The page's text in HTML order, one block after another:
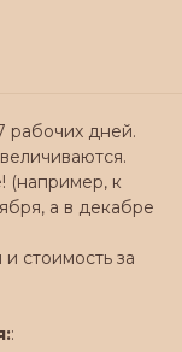
рабочих дней.
(например, к
а в декабре
стоимость за
: